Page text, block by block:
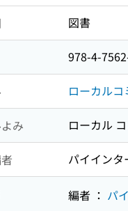
図書
978-4-
ローカル
み ローカル
パイイン
編者 ： パ